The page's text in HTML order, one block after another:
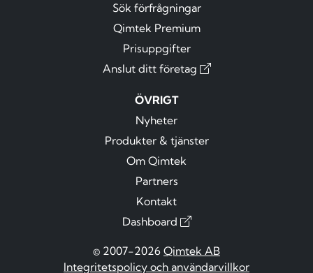
Sök förfrågningar
Qimtek Premium
Prisuppgifter
Anslut ditt företag
ÖVRIGT
Nyheter
Produkter & tjänster
Om Qimtek
Partners
Kontakt
Dashboard
© 2007-2026 Qimtek AB
Integritetspolicy och användarvillkor